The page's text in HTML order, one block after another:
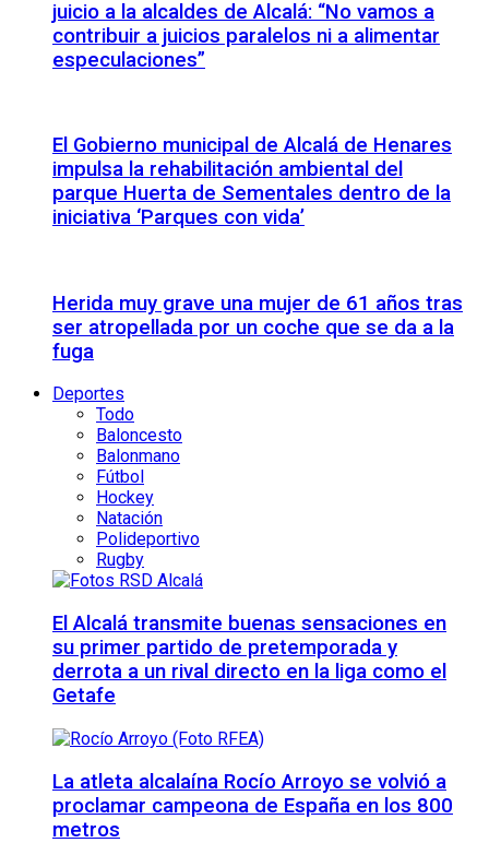
juicio a la alcaldes de Alcalá: “No vamos a
contribuir a juicios paralelos ni a alimentar
especulaciones”
El Gobierno municipal de Alcalá de Henares
impulsa la rehabilitación ambiental del
parque Huerta de Sementales dentro de la
iniciativa ‘Parques con vida’
Herida muy grave una mujer de 61 años tras
ser atropellada por un coche que se da a la
fuga
Deportes
Todo
Baloncesto
Balonmano
Fútbol
Hockey
Natación
Polideportivo
Rugby
El Alcalá transmite buenas sensaciones en
su primer partido de pretemporada y
derrota a un rival directo en la liga como el
Getafe
La atleta alcalaína Rocío Arroyo se volvió a
proclamar campeona de España en los 800
metros